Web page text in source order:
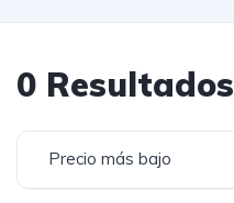
0 Resultados
Precio más bajo